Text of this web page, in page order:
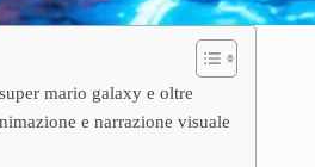
mario galaxy e oltre
e narrazione visuale